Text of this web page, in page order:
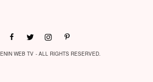
WEB TV - ALL RIGHTS RESERVED.